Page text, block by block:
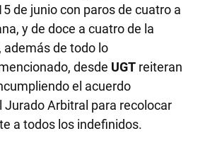
de junio con paros de cuatro a
y de doce a cuatro de la
además de todo lo
desde UGT reiteran
el acuerdo
Jurado Arbitral para recolocar
a todos los indefinidos.